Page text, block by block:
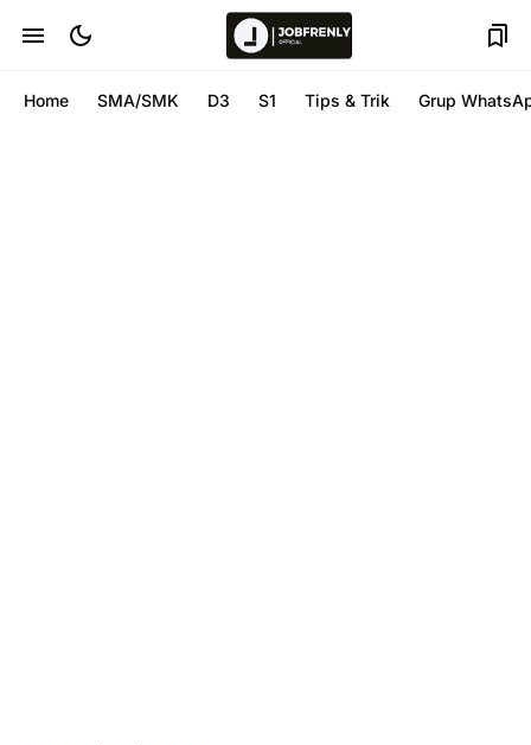
Home SMA/SMK D3 S1 Tips & Trik Grup